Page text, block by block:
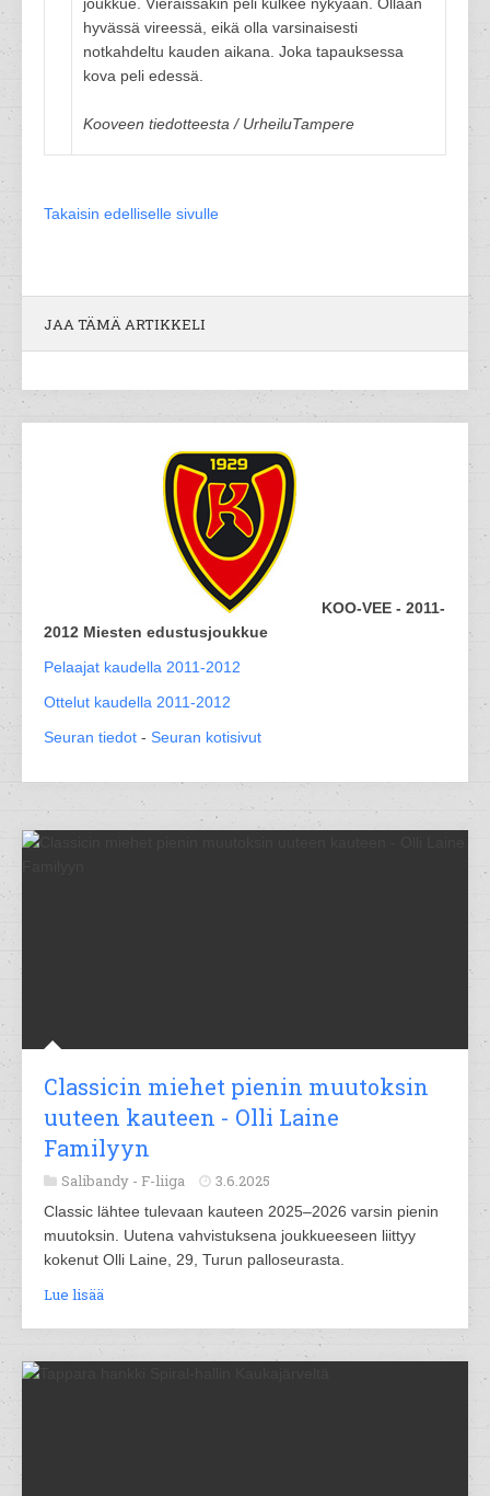
hyvässä vireessä, eikä olla varsinaisesti
notkahdeltu kauden aikana. Joka tapauksessa
kova peli edessä.
Kooveen tiedotteesta / UrheiluTampere
Takaisin edelliselle sivulle
JAA TÄMÄ ARTIKKELI
KOO-VEE - 2011-
2012 Miesten edustusjoukkue
Pelaajat kaudella 2011-2012
Ottelut kaudella 2011-2012
Seuran tiedot - Seuran kotisivut
Classicin miehet pienin muutoksin
uuteen kauteen - Olli Laine
Familyyn
Salibandy - F-liiga 3.6.2025
Classic lähtee tulevaan kauteen 2025–2026 varsin pienin
muutoksin. Uutena vahvistuksena joukkueeseen liittyy
kokenut Olli Laine, 29, Turun palloseurasta.
Lue lisää